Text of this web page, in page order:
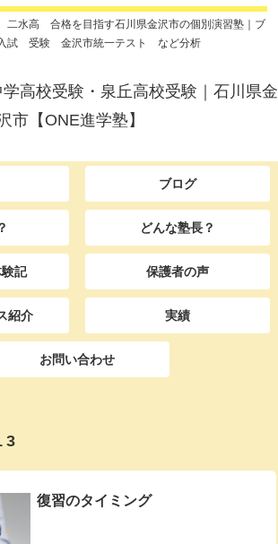
水高 合格を目指す石川県金沢市の個別演習塾｜ブ
試 受験 金沢市統一テスト など分析
高校受験・泉丘高校受験｜石川県金
市【ONE進学塾】
ブログ
どんな塾長？
記 保護者の声
紹介 実績
お問い合わせ
復習のタイミング